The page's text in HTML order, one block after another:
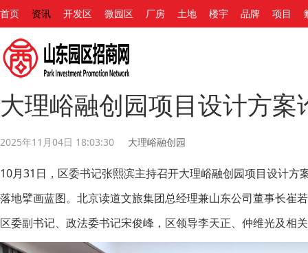
首页 资讯 开发区 微园区 厂房 土地 楼宇 品牌 项目
大理峪融创园项目设计方案
2025年11月04日 18:03:30 大理峪融创园
10月31日，区委书记张熙滨主持召开大理峪融创园项目设计
落地擘画蓝图。北京读道文旅集团总经理兼山东公司董事长崔
区委副书记、政法委书记宋俊峰，区领导李天正、仲维光及相